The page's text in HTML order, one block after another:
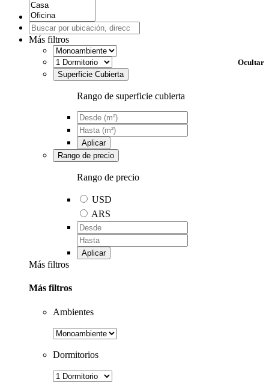
Más filtros
Superficie Cubierta
Rango de superficie cubierta
Aplicar
Rango de precio
Rango de precio
USD
ARS
Aplicar
Ocultar
Más filtros
Más filtros
Ambientes
Dormitorios